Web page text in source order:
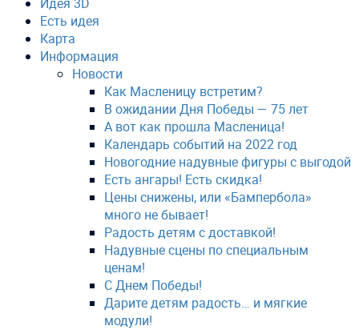
Есть идея
Карта
Информация
Новости
Как Масленицу встретим?
В ожидании Дня Победы — 75 лет
А вот как прошла Масленица!
Календарь событий на 2022 год
Новогодние надувные фигуры с выгодой
Есть ангары! Есть скидка!
Цены снижены, или «Бампербола»
много не бывает!
Радость детям с доставкой!
Надувные сцены по специальным
ценам!
С Днем Победы!
Дарите детям радость… и мягкие
модули!